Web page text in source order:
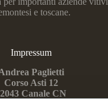
e toscane.
Impressum
Paglietti
Corso Asti 12
Canale CN